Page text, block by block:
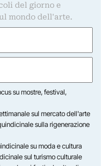
del giorno e
mondo dell'arte.
su mostre, festival,
sul mercato dell'arte
sulla rigenerazione
su moda e cultura
sul turismo culturale